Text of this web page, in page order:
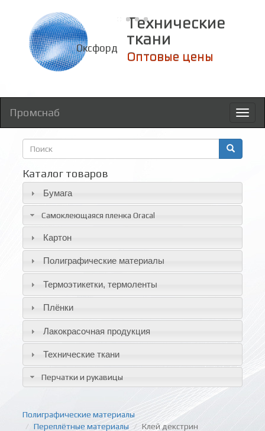
Технические
ткани
Оксфорд
Оптовые цены
Промснаб
Форма
поиска
Каталог товаров
Бумага
Самоклеющаяся пленка Oracal
Картон
Полиграфические материалы
Термоэтикетки, термоленты
Плёнки
Лакокрасочная продукция
Технические ткани
Перчатки и рукавицы
Полиграфические материалы
Переплётные материалы
Клей декстрин